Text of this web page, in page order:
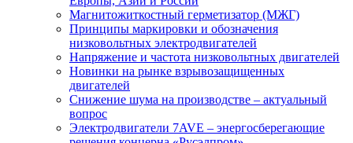
Магнитожиткостный герметизатор (МЖГ)
Принципы маркировки и обозначения
низковольтных электродвигателей
Напряжение и частота низковольтных двигателей
Новинки на рынке взрывозащищенных
двигателей
Снижение шума на производстве – актуальный
вопрос
Электродвигатели 7AVE – энергосберегающие